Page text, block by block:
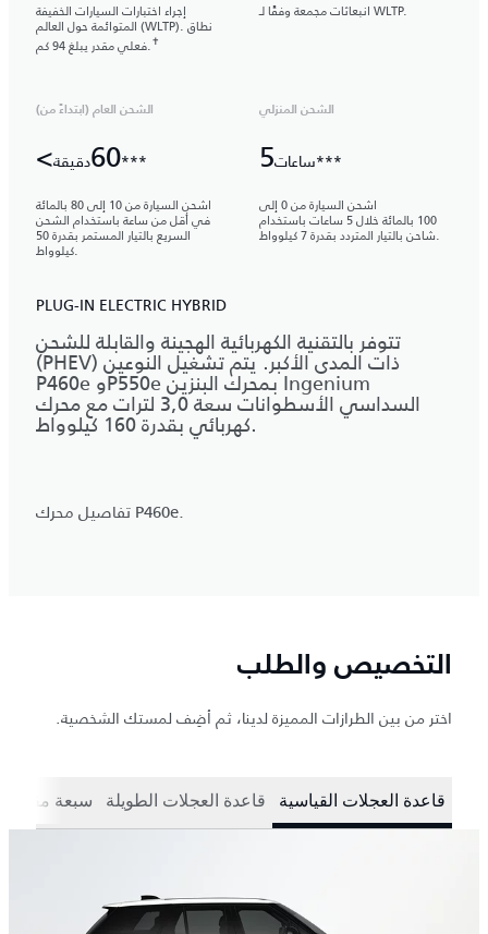
إجراء اختبارات السيارات الخفيفة
المتوائمة حول العالم (WLTP). نطاق
فعلي مقدر يبلغ 94 كم.✝
انبعاثات مجمعة وفقًا لـ WLTP.
الشحن العام (ابتداءً من)
دقيقة***
اشحن السيارة من 10 إلى 80 بالمائة
في أقل من ساعة باستخدام الشحن
السريع بالتيار المستمر بقدرة 50
كيلوواط.
الشحن المنزلي
5 ساعات***
اشحن السيارة من 0 إلى
100 بالمائة خلال 5 ساعات باستخدام
شاحن بالتيار المتردد بقدرة 7 كيلوواط.
PLUG-IN ELECTRIC HYBRID
تتوفر بالتقنية الكهربائية الهجينة والقابلة للشحن
(PHEV) ذات المدى الأكبر. يتم تشغيل النوعين
P460e وP550e بمحرك البنزين Ingenium
السداسي الأسطوانات سعة 3,0 لترات مع محرك
كهربائي بقدرة 160 كيلوواط.
تفاصيل محرك P460e.
التخصيص والطلب
اختر من بين الطرازات المميزة لدينا، ثم أضِف لمستك الشخصية.
قاعدة العجلات القياسية قاعدة العجلات الطويلة سبعة مقاعد